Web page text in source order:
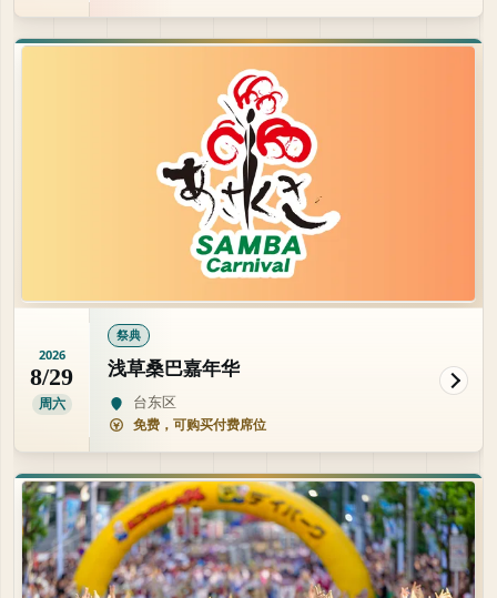
2026
8/29
周六
祭典
浅草桑巴嘉年华
台东区
免费，可购买付费席位